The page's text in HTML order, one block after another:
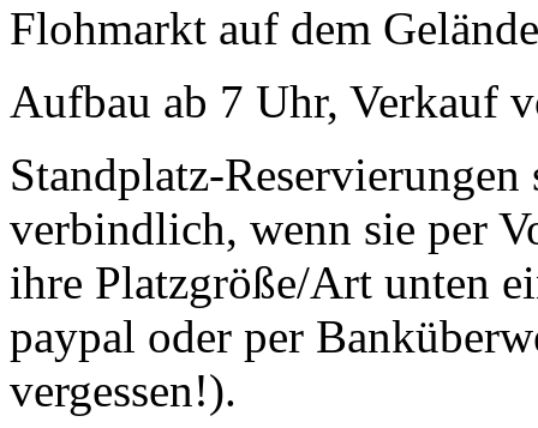
Flohmarkt auf dem
Aufbau ab 7 Uhr, Verkauf
Standplatz-
verbindlich, wenn sie per
ihre Platzgröße/Art unten
paypal oder per
vergessen!).